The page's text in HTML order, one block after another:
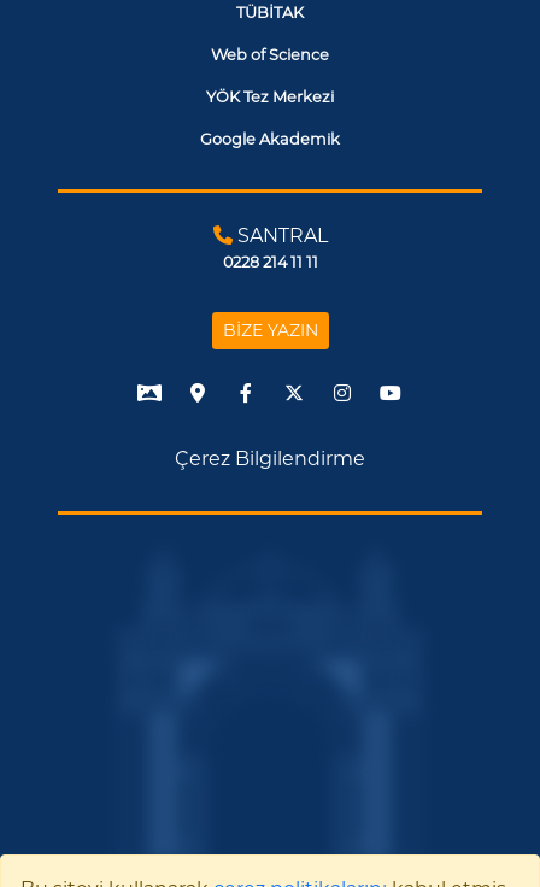
TÜBİTAK
Web of Science
YÖK Tez Merkezi
Google Akademik
SANTRAL
0228 214 11 11
BİZE YAZIN
Çerez Bilgilendirme